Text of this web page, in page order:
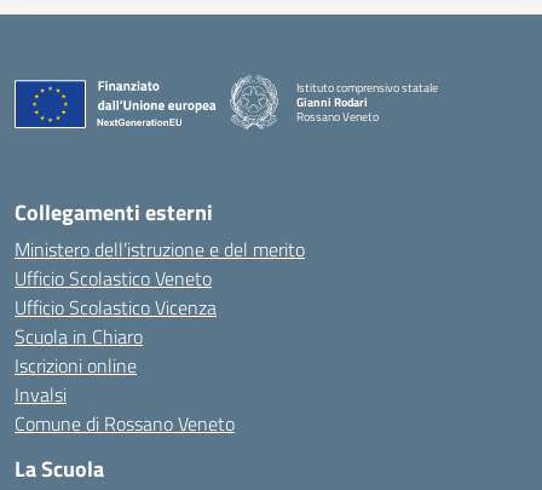
Istituto comprensivo statale
Gianni Rodari
Rossano Veneto
Collegamenti esterni
Ministero dell’istruzione e del merito
Ufficio Scolastico Veneto
Ufficio Scolastico Vicenza
Scuola in Chiaro
Iscrizioni online
Invalsi
Comune di Rossano Veneto
La Scuola